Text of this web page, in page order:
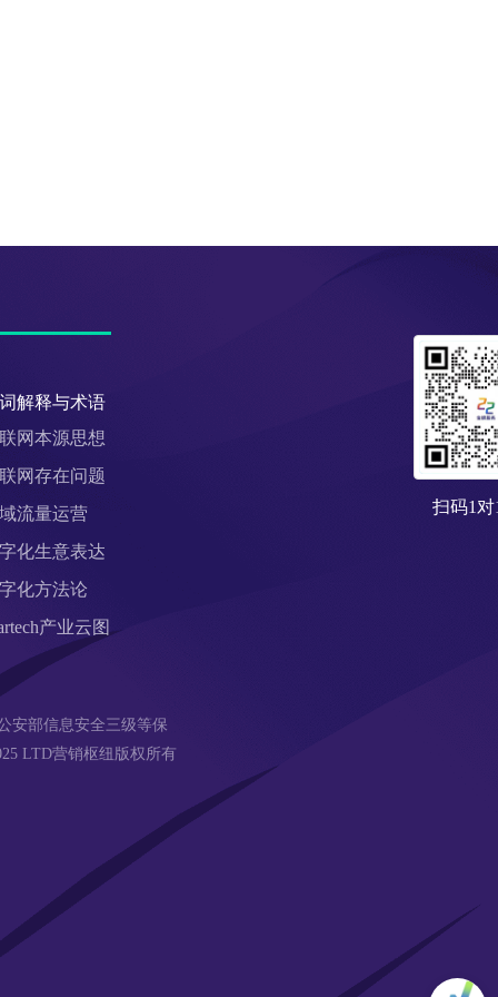
扫码1对
LTD营销枢纽版权所有
解释与术语
网本源思想
网存在问题
流量运营
化生意表达
化方法论
产业云图
安部信息安全三级等保